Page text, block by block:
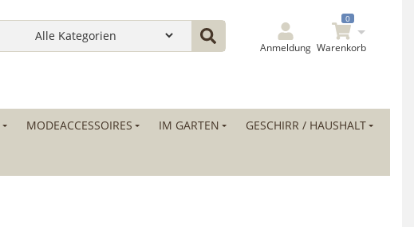
Anmeldung
0
Warenkorb
MODEACCESSOIRES IM GARTEN GESCHIRR / HAUSHALT